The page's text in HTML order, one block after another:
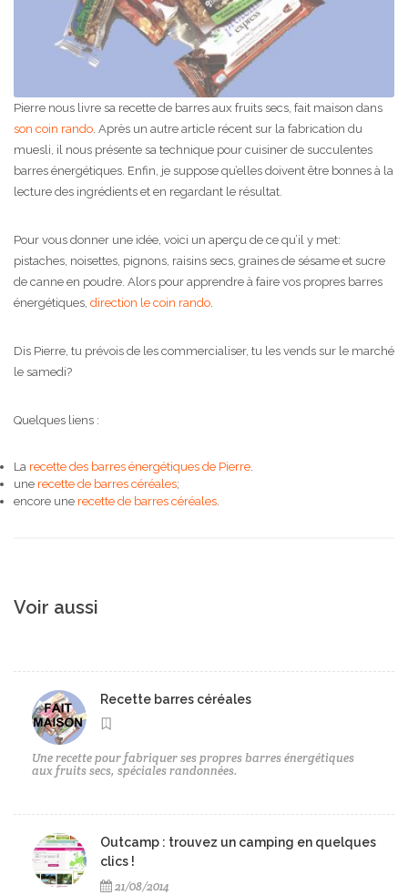
Pierre nous livre sa recette de barres aux fruits secs, fait maison dans
son coin rando . Après un autre article récent sur la fabrication du
muesli, il nous présente sa technique pour cuisiner de succulentes
barres énergétiques. Enfin, je suppose qu’elles doivent être bonnes à la
lecture des ingrédients et en regardant le résultat.
Pour vous donner une idée, voici un aperçu de ce qu’il y met:
pistaches, noisettes, pignons, raisins secs, graines de sésame et sucre
de canne en poudre. Alors pour apprendre à faire vos propres barres
énergétiques, direction le coin rando
Dis Pierre, tu prévois de les commercialiser, tu les vends sur le marché
le samedi?
Quelques liens :
La recette des barres énergétiques de Pierre
une recette de barres céréales;
encore une recette de barres céréales
Voir aussi
Recette barres céréales
Une recette pour fabriquer ses propres barres énergétiques
aux fruits secs, spéciales randonnées.
Outcamp : trouvez un camping en quelques
clics !
21/08/2014